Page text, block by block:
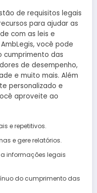
de requisitos legais
para ajudar as
com as leis e
você pode
cumprimento das
de desempenho,
e muito mais. Além
personalizado e
aproveite ao
e repetitivos.
e gere relatórios.
informações legais
do cumprimento das